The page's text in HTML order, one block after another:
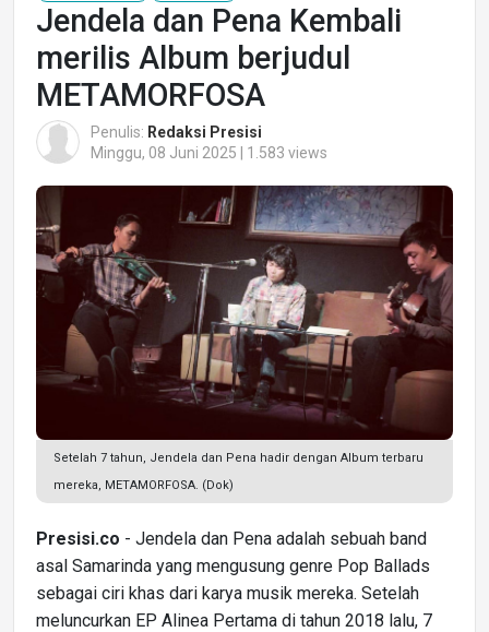
Jendela dan Pena Kembali
merilis Album berjudul
METAMORFOSA
Penulis: Redaksi Presisi
Minggu, 08 Juni 2025 | 1.583 views
Setelah 7 tahun, Jendela dan Pena hadir dengan Album terbaru
mereka, METAMORFOSA. (Dok)
Presisi.co - Jendela dan Pena adalah sebuah band
asal Samarinda yang mengusung genre Pop Ballads
sebagai ciri khas dari karya musik mereka. Setelah
meluncurkan EP Alinea Pertama di tahun 2018 lalu, 7